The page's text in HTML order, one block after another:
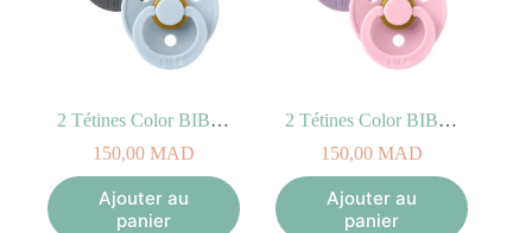
2 Tétines Color BIBS – Iron/Baby Blue Taille 2 (6-18mois)
150,00 MAD
Ajouter au
panier
2 Tétines Color BIBS – Lavender/Baby Pink Taille 1 (0-6mois)
150,00 MAD
Ajouter au
panier